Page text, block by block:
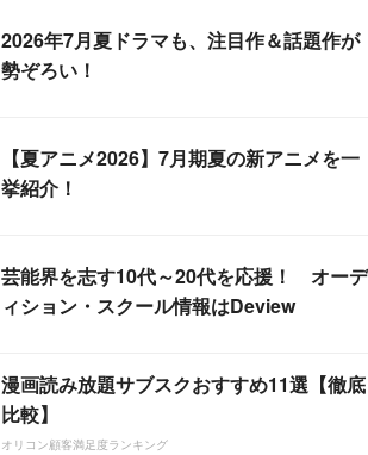
2026年7月夏ドラマも、注目作＆話題作が
勢ぞろい！
【夏アニメ2026】7月期夏の新アニメを一
挙紹介！
芸能界を志す10代～20代を応援！ オーデ
ィション・スクール情報はDeview
漫画読み放題サブスクおすすめ11選【徹底
比較】
オリコン顧客満足度ランキング